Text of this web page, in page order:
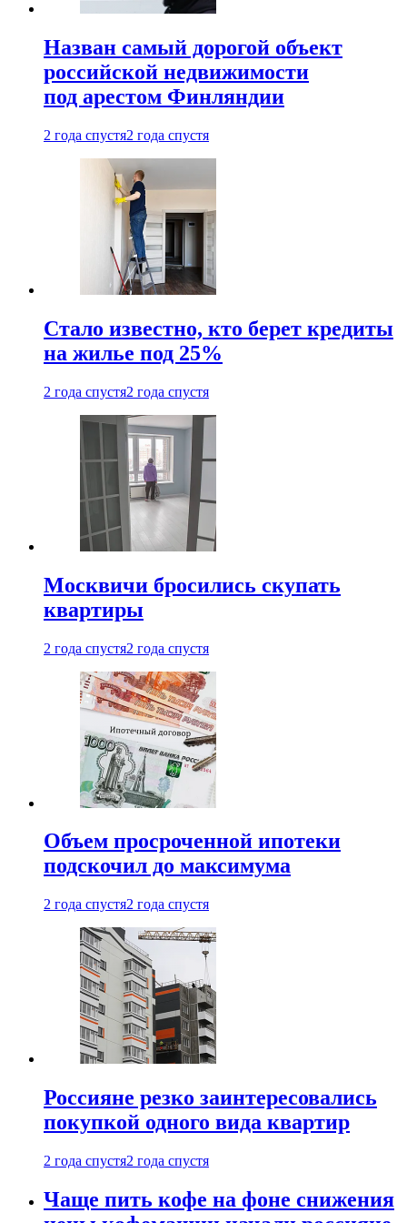
Назван самый дорогой объект
российской недвижимости
под арестом Финляндии
2 года спустя2 года спустя
Стало известно, кто берет кредиты
на жилье под 25%
2 года спустя2 года спустя
Москвичи бросились скупать
квартиры
2 года спустя2 года спустя
Объем просроченной ипотеки
подскочил до максимума
2 года спустя2 года спустя
Россияне резко заинтересовались
покупкой одного вида квартир
2 года спустя2 года спустя
Чаще пить кофе на фоне снижения